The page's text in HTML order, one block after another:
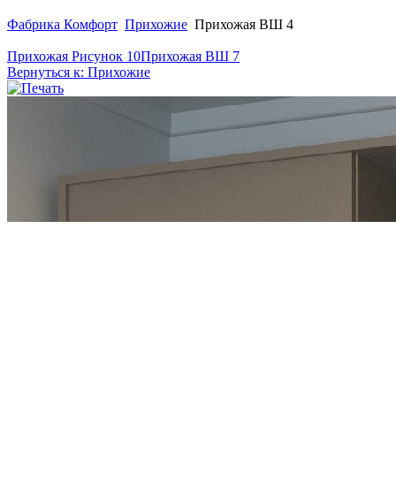
Фабрика Комфорт Прихожие Прихожая ВШ 4
Прихожая Рисунок 10Прихожая ВШ 7
Вернуться к: Прихожие